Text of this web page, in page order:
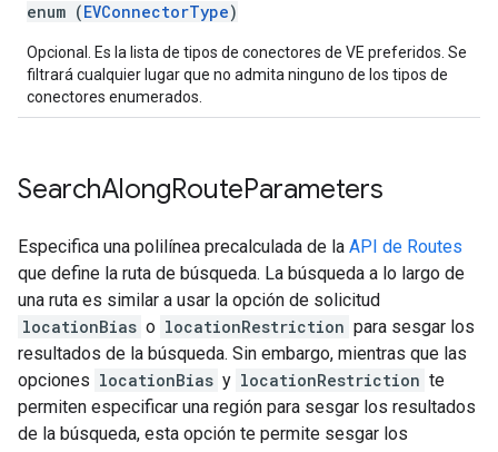
enum (EVConnectorType)
Opcional. Es la lista de tipos de conectores de VE preferidos. Se
filtrará cualquier lugar que no admita ninguno de los tipos de
conectores enumerados.
SearchAlongRouteParameters
Especifica una polilínea precalculada de la API de Routes
que define la ruta de búsqueda. La búsqueda a lo largo de
una ruta es similar a usar la opción de solicitud
locationBias o locationRestriction para sesgar los
resultados de la búsqueda. Sin embargo, mientras que las
opciones locationBias y locationRestriction te
permiten especificar una región para sesgar los resultados
de la búsqueda, esta opción te permite sesgar los